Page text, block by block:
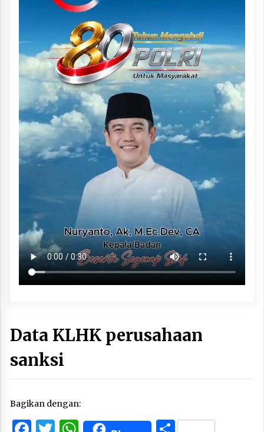
Data KLHK perusahaan
sanksi
Bagikan dengan: